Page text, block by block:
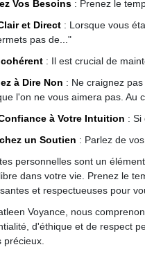
Vos Besoins : Prenez le
et Direct : Lorsque vous
pas de..."
: Il est crucial de
à Dire Non : Ne craignez
l'on ne vous aimera pas. Au
à Votre Intuition : Si
un Soutien : Parlez de
personnelles sont un
dans votre vie. Prenez le
et respectueuses pour
Voyance, nous
d'éthique et de respect
précieux.